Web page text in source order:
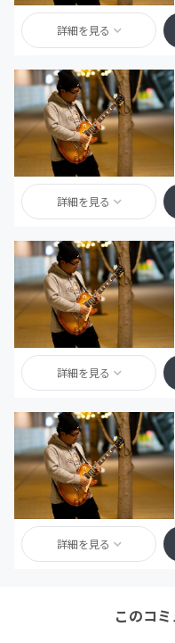
詳細を見る
詳細を見る
詳細を見る
詳細を見る
このコ